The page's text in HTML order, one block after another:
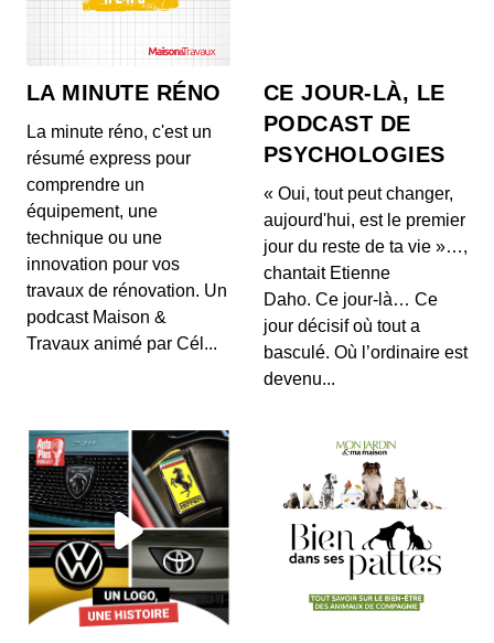
manque de clarté
00:09:25 - IL Y A 5 ANS
On associe volontiers biodégradabilité et ménage
écologique. Or, ces deux notions ne son...
désinfecter son intérieur ?
00:16:23 - IL Y A 5 ANS
Aérer, nettoyer, laver… malgré nos gestes du
quotidien les virus peuvent persister et se...
La moquette peut-elle être responsable
d'allergies ?
00:10:40 - IL Y A 5 ANS
Produits d’entretien et santé : le guide
00:14:32 - IL Y A 5 ANS
Les produits écolo : Kézaco ?
00:12:26 - IL Y A 5 ANS
LA MINUTE RÉNO
La minute réno, c'est un
résumé express pour
comprendre un
équipement, une
technique ou une
innovation pour vos
travaux de rénovation. Un
podcast Maison &
Travaux animé par Cél...
CE JOUR-LÀ, LE
PODCAST DE
PSYCHOLOGIES
« Oui, tout peut changer,
aujourd'hui, est le premier
jour du reste de ta vie »…,
chantait Etienne
Daho. Ce jour-là… Ce
jour décisif où tout a
basculé. Où l’ordinaire est
devenu...